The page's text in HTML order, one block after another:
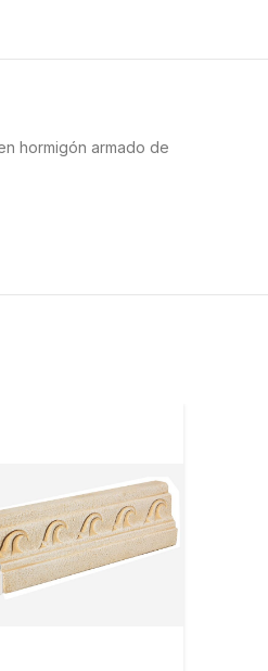
hormigón armado de